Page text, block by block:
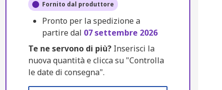
Fornito dal produttore
Pronto per la spedizione a
partire dal 07 settembre 2026
Te ne servono di più?Inserisci la
nuova quantità e clicca su "Controlla
le date di consegna".